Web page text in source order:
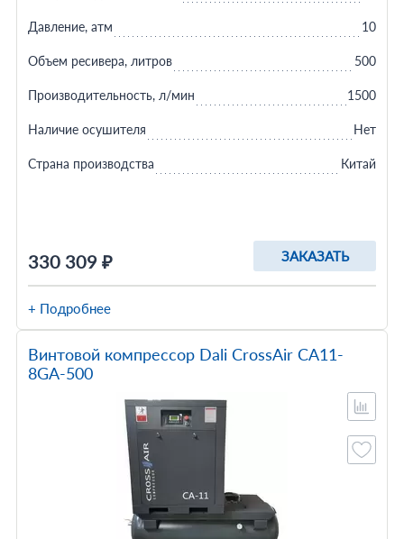
330 309 ₽ ЗАКАЗАТЬ
Давление, атм 10
Объем ресивера, литров 500
Производительность, л/мин 1500
Наличие осушителя Нет
Страна производства Китай
+ Подробнее
Винтовой компрессор Dali CrossAir CA11-
8GA-500